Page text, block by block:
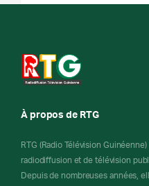
À propos de RTG
RTG (Radio Télévision
radiodiffusion et de télévision
Depuis de nombreuses années,